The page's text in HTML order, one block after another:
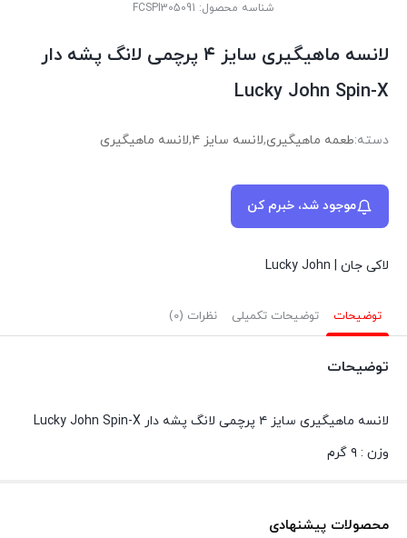
شناسه محصول: FCSPI305091
لانسه ماهیگیری سایز ۴ پرچمی لانگ پشه دار
Lucky John Spin-X
دسته:طعمه ماهیگیری,لانسه سایز ۴ ,لانسه ماهیگیری
موجود شد، خبرم کن
لاکی جان | Lucky John
توضیحات توضیحات تکمیلی نظرات (0)
توضیحات
لانسه ماهیگیری سایز ۴ پرچمی لانگ پشه دار Lucky John Spin-X
وزن : ۹ گرم
محصولات پیشنهادی